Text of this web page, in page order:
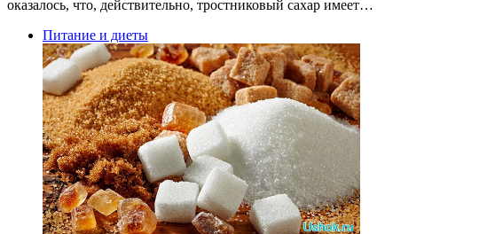
оказалось, что, действительно, тростниковый сахар имеет…
Питание и диеты